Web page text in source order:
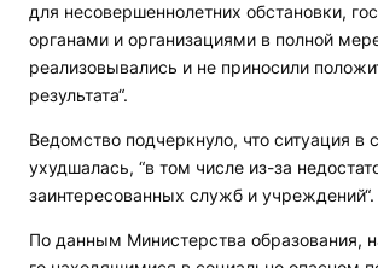
для несовершеннолетних обстановки,
органами и организациями в полной
реализовывались и не приносили
результата“.
Ведомство подчеркнуло, что ситуация в
ухудшалась, “в том числе из-за
заинтересованных служб и учреждений“.
По данным Министерства образования,